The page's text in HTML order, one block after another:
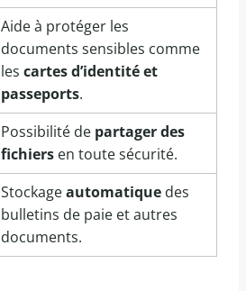
Aide à protéger les
documents sensibles comme
les cartes d’identité et
passeports.
Possibilité de partager des
fichiers en toute sécurité.
Stockageautomatique des
bulletins de paie et autres
documents.